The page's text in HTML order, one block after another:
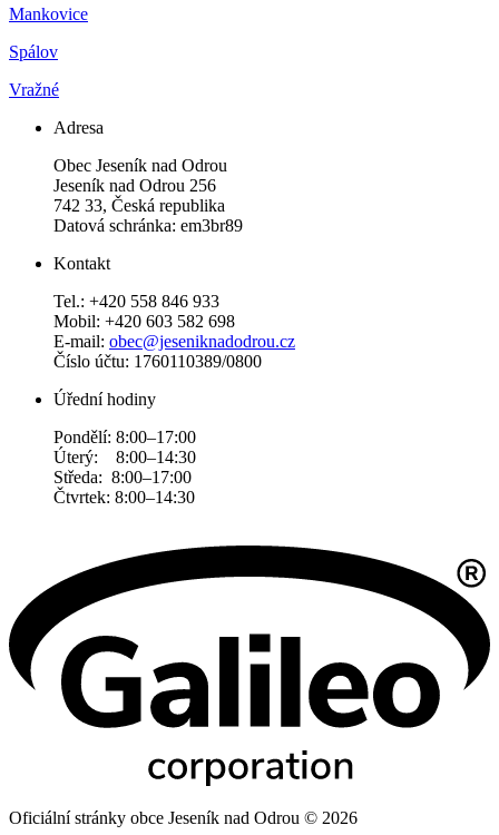
Mankovice
Spálov
Vražné
Adresa
Obec Jeseník nad Odrou
Jeseník nad Odrou 256
742 33, Česká republika
Datová schránka: em3br89
Kontakt
Tel.: +420 558 846 933
Mobil: +420 603 582 698
E-mail: obec@jeseniknadodrou.cz
Číslo účtu: 1760110389/0800
Úřední hodiny
Pondělí: 8:00–17:00
Úterý: 8:00–14:30
Středa: 8:00–17:00
Čtvrtek: 8:00–14:30
Oficiální stránky obce Jeseník nad Odrou © 2026